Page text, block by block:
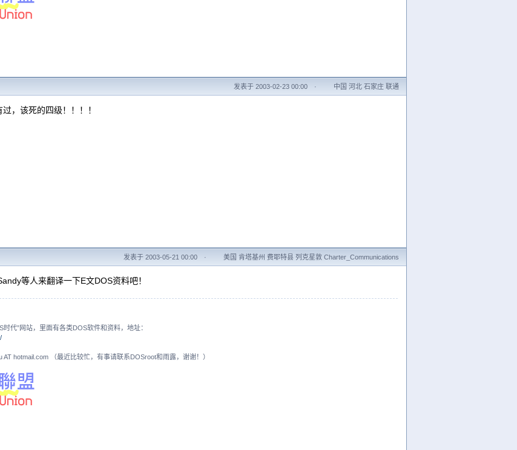
发表于 2003-02-23 00:00 · 中国 河北 石家庄 联通
，该死的四级！！！！
发表于 2003-05-21 00:00 · 美国 肯塔基州 费耶特县 列克星敦 Charter_Communications
等人来翻译一下E文DOS资料吧！
代”网站，里面有各类DOS软件和资料，地址：
AT hotmail.com （最近比较忙，有事请联系DOSroot和雨露，谢谢！）